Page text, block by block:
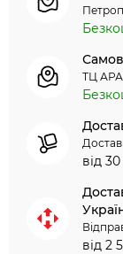
ТЦ
від
від 2